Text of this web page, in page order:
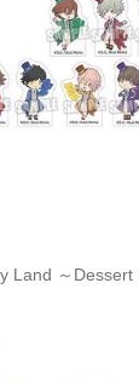
Land ～Dessert